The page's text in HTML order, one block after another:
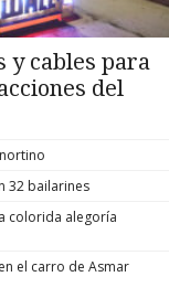
y cables para
del
32 bailarines
colorida alegoría
el carro de Asmar